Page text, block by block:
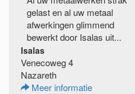
gelast en al uw metaal
afwerkingen glimmend
bewerkt door Isalas uit...
Isalas
Venecoweg 4
Nazareth
Meer informatie